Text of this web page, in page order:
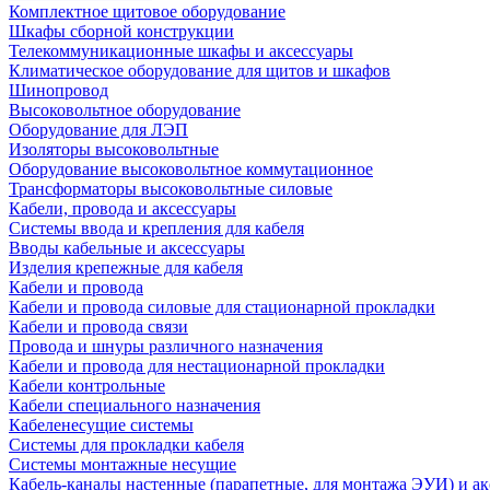
Комплектное щитовое оборудование
Шкафы сборной конструкции
Телекоммуникационные шкафы и аксессуары
Климатическое оборудование для щитов и шкафов
Шинопровод
Высоковольтное оборудование
Оборудование для ЛЭП
Изоляторы высоковольтные
Оборудование высоковольтное коммутационное
Трансформаторы высоковольтные силовые
Кабели, провода и аксессуары
Системы ввода и крепления для кабеля
Вводы кабельные и аксессуары
Изделия крепежные для кабеля
Кабели и провода
Кабели и провода силовые для стационарной прокладки
Кабели и провода связи
Провода и шнуры различного назначения
Кабели и провода для нестационарной прокладки
Кабели контрольные
Кабели специального назначения
Кабеленесущие системы
Системы для прокладки кабеля
Системы монтажные несущие
Кабель-каналы настенные (парапетные, для монтажа ЭУИ) и